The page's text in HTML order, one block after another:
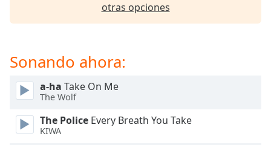
opens
settings
dialog
subtitles
off
otras opciones
Sonando ahora:
a-ha Take On Me
The Wolf
The Police Every Breath You Take
KIWA